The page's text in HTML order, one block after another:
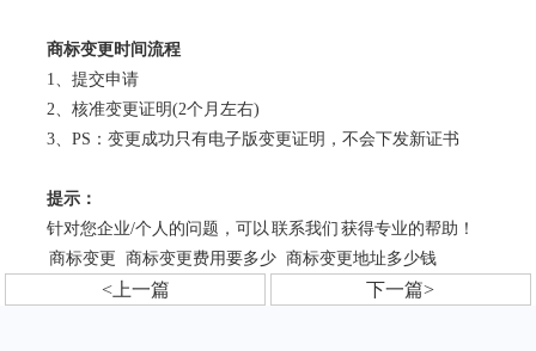
商标变更时间流程
1、提交申请
2、核准变更证明(2个月左右)
3、PS：变更成功只有电子版变更证明，不会下发新证书
提示：
针对您企业/个人的问题，可以 联系我们 获得专业的帮助！
商标变更
商标变更费用要多少 商标变更地址多少钱
<上一篇 下一篇>